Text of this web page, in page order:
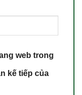
web trong
kế tiếp của